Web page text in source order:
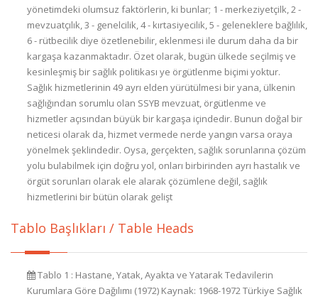
Tablo Başlıkları / Table Heads
Tablo 1 : Hastane, Yatak, Ayakta ve Yatarak Tedavilerin
Kurumlara Göre Dağılımı (1972) Kaynak: 1968-1972 Türkiye Sağlık